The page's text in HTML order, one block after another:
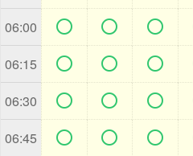
06:00   
06:15   
06:30   
06:45   